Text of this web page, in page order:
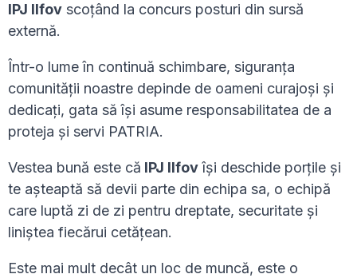
IPJ Ilfov scoțând la concurs posturi din sursă
externă.
Într-o lume în continuă schimbare, siguranța
comunității noastre depinde de oameni curajoși și
dedicați, gata să își asume responsabilitatea de a
proteja și servi PATRIA.
Vestea bună este că IPJ Ilfovîși deschide porțile și
te așteaptă să devii parte din echipa sa, o echipă
care luptă zi de zi pentru dreptate, securitate și
liniștea fiecărui cetățean.
Este mai mult decât un loc de muncă, este o